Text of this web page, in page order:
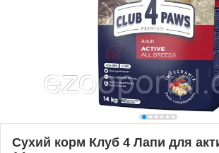
Сухий корм Клуб 4 Лапи для